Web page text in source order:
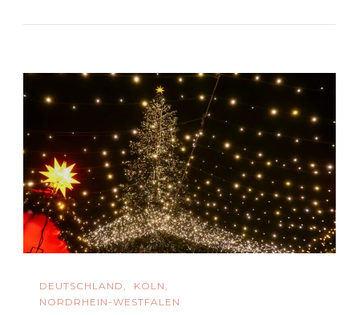
Of
2023
–
Für
2024)
DEUTSCHLAND
KÖLN
NORDRHEIN-WESTFALEN